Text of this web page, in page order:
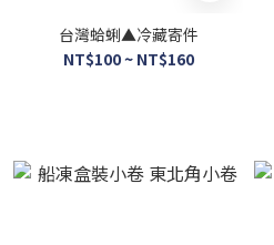
台灣蛤蜊▲冷藏寄件
NT$100 ~ NT$160